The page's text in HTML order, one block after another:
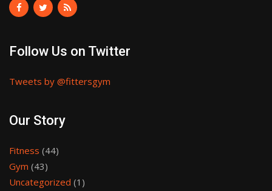
Follow Us on Twitter
Tweets by @fittersgym
Our Story
Fitness (44)
Gym (43)
Uncategorized (1)